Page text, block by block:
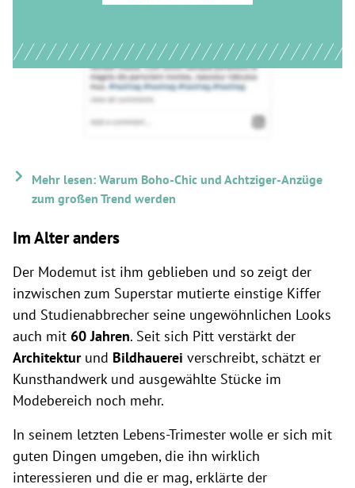
Mehr lesen: Warum Boho-Chic und Achtziger-Anzüge
zum großen Trend werden
Im Alter anders
Der Modemut ist ihm geblieben und so zeigt der
inzwischen zum Superstar mutierte einstige Kiffer
und Studienabbrecher seine ungewöhnlichen Looks
auch mit 60 Jahren. Seit sich Pitt verstärkt der
Architekturund Bildhauerei verschreibt, schätzt er
Kunsthandwerk und ausgewählte Stücke im
Modebereich noch mehr.
In seinem letzten Lebens-Trimester wolle er sich mit
guten Dingen umgeben, die ihn wirklich
interessieren und die er mag, erklärte der